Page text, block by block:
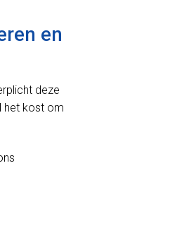
en
deze
het kost om